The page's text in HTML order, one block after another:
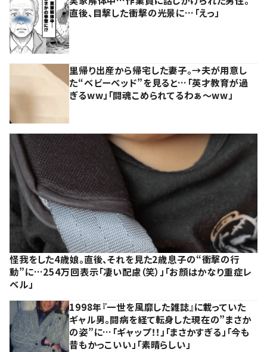
直後、目撃した衝撃の光景に…「えっ」
里帰り出産から帰宅した妻子。→夫が用意し
た“ベビーベッド”を見ると…「英才教育が過
ぎるww」「闘魂こめられてるわぁ～ww」
怪我をした4歳娘。直後、それを見た2歳息子の“衝撃の行
動”に…254万回表示「凄い配慮（笑）」「お顔はかなり重症レ
ベル」
1998年『一世を風靡した雑誌』に載っていた
ギャル男。闘病を経て転身した現在の”まさか
の姿”に…「ギャップ！！」「まさかすぎる」「今も
昔もかっこいい」「素晴らしい」